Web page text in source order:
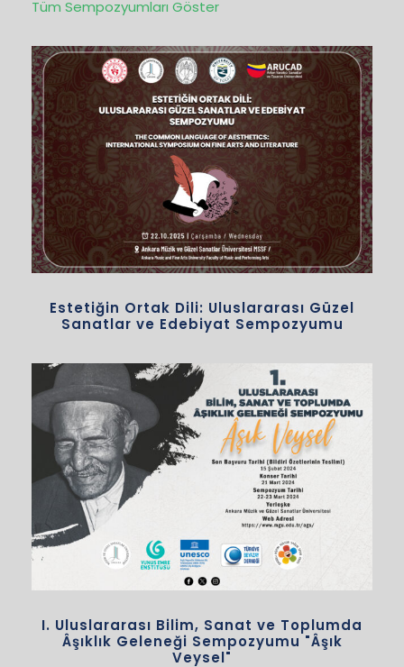
Tüm Sempozyumları Göster
Estetiğin Ortak Dili: Uluslararası Güzel
Sanatlar ve Edebiyat Sempozyumu
I. Uluslararası Bilim, Sanat ve Toplumda
Âşıklık Geleneği Sempozyumu "Âşık
Veysel"